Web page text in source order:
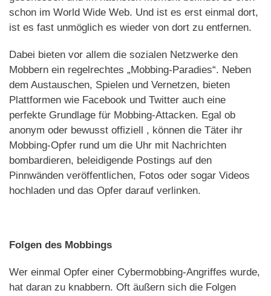
schon im World Wide Web. Und ist es erst einmal dort,
ist es fast unmöglich es wieder von dort zu entfernen.
Dabei bieten vor allem die sozialen Netzwerke den
Mobbern ein regelrechtes „Mobbing-Paradies“. Neben
dem Austauschen, Spielen und Vernetzen, bieten
Plattformen wie Facebook und Twitter auch eine
perfekte Grundlage für Mobbing-Attacken. Egal ob
anonym oder bewusst offiziell , können die Täter ihr
Mobbing-Opfer rund um die Uhr mit Nachrichten
bombardieren, beleidigende Postings auf den
Pinnwänden veröffentlichen, Fotos oder sogar Videos
hochladen und das Opfer darauf verlinken.
Folgen des Mobbings
Wer einmal Opfer einer Cybermobbing-Angriffes wurde,
hat daran zu knabbern. Oft äußern sich die Folgen